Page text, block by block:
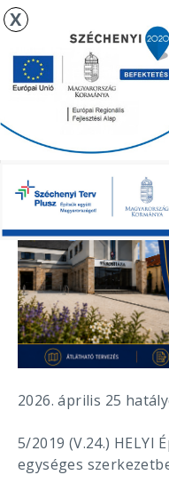
RENDEZÉSI
2026. április 25
5/2019 (V.24.) HELYI
egységes
X